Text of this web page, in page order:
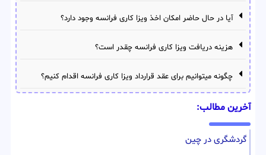
آیا در حال حاضر امکان اخذ ویزا کاری فرانسه وجود دارد؟
هزینه دریافت ویزا کاری فرانسه چقدر است؟
چگونه میتوانیم برای عقد قرارداد ویزا کاری فرانسه اقدام کنیم؟
آخرین مطالب:
گردشگری در چین